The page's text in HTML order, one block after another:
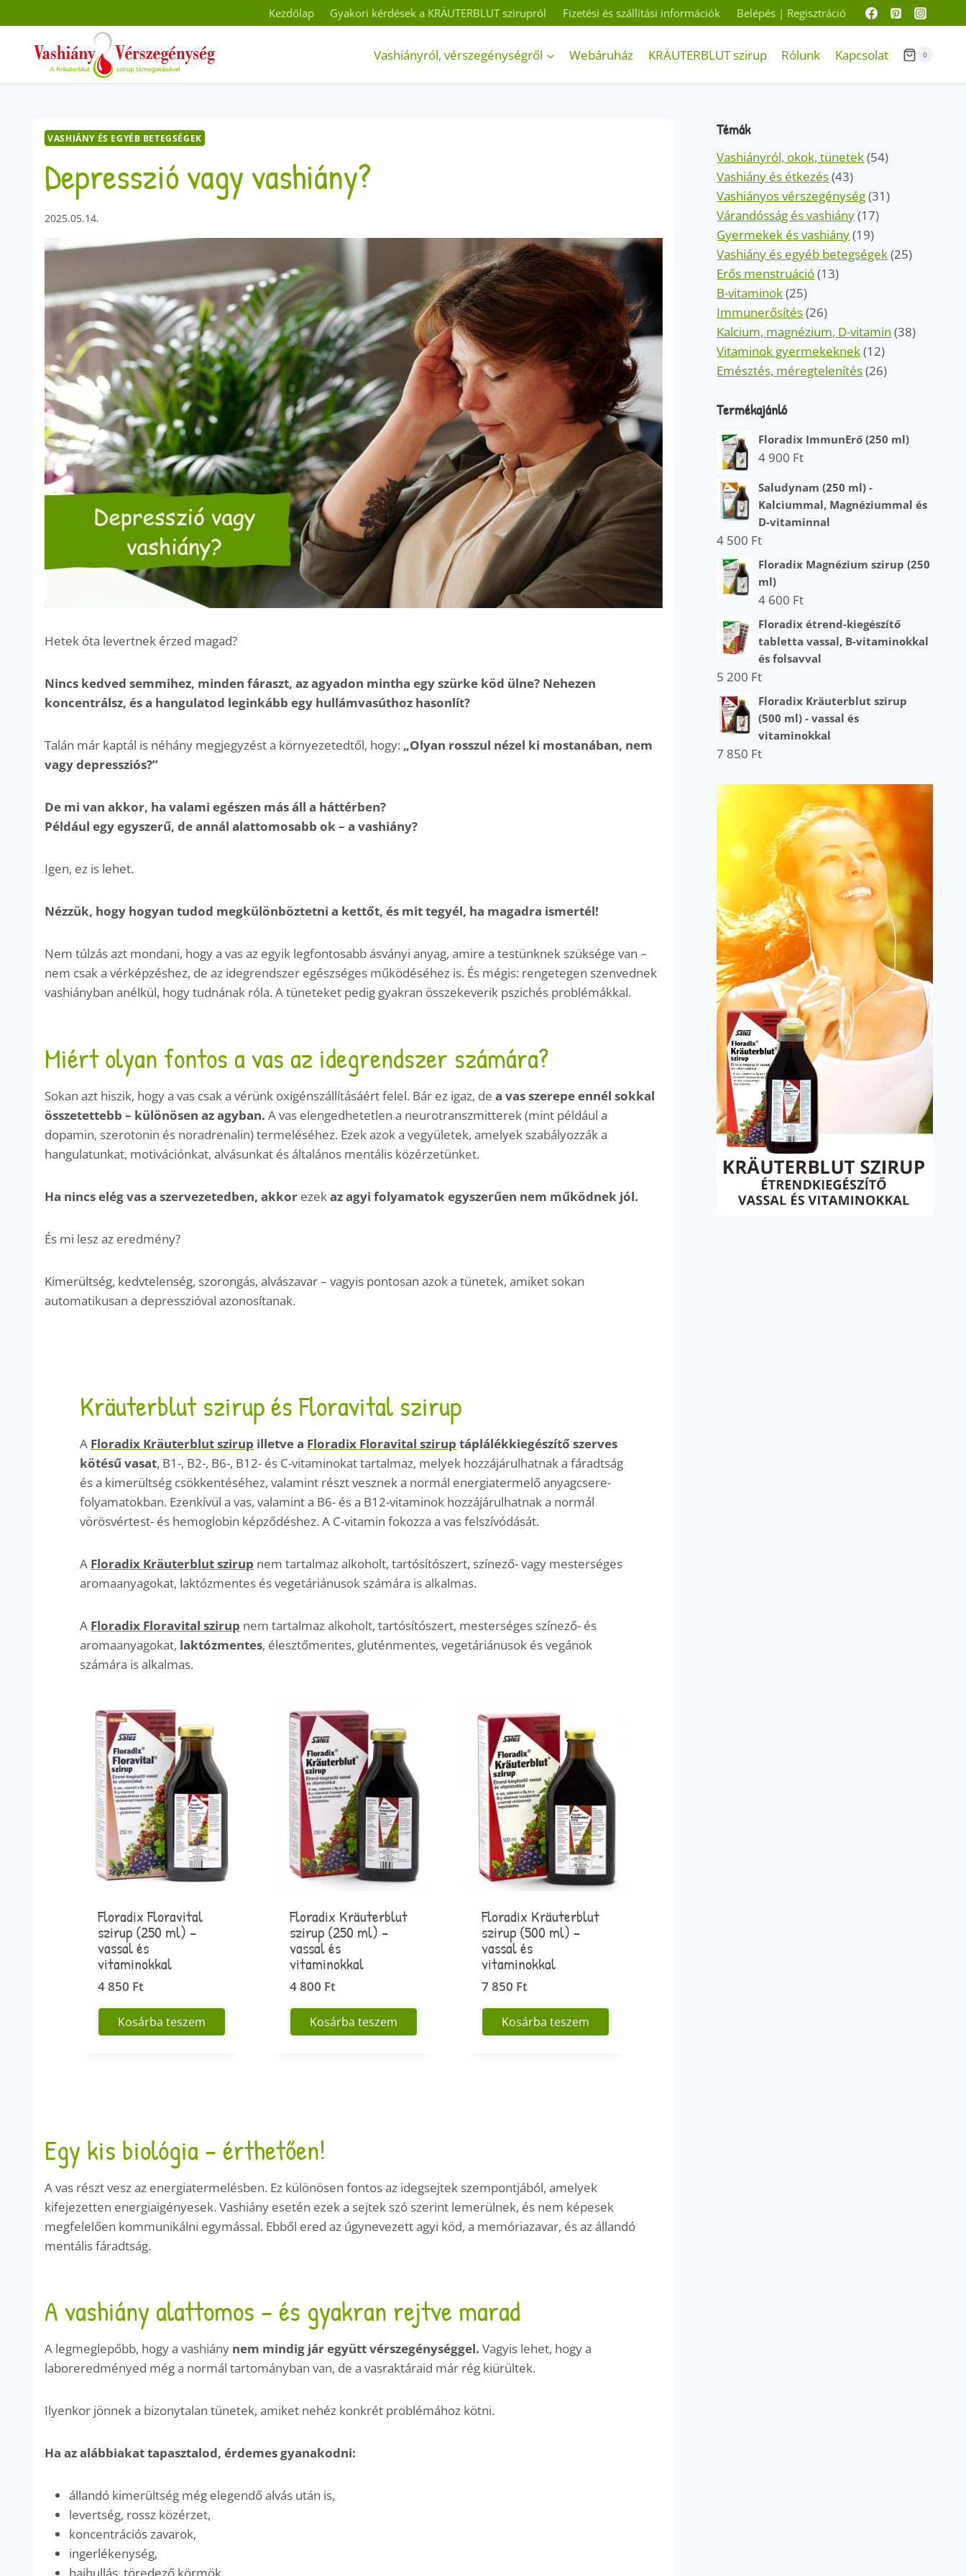
to
content
Kezdőlap Gyakori kérdések a KRÄUTERBLUT szirupról Fizetési és szállítási információk Belépés | Regisztráció
Vashiányról, vérszegénységről Webáruház KRÄUTERBLUT szirup Rólunk Kapcsolat 0
VASHIÁNY ÉS EGYÉB BETEGSÉGEK
Depresszió vagy vashiány?
2025.05.14.
Hetek óta levertnek érzed magad?
Nincs kedved semmihez, minden fáraszt, az agyadon mintha egy szürke köd ülne? Nehezen
koncentrálsz, és a hangulatod leginkább egy hullámvasúthoz hasonlít?
Talán már kaptál is néhány megjegyzést a környezetedtől, hogy: „Olyan rosszul nézel ki mostanában, nem
vagy depressziós?”
De mi van akkor, ha valami egészen más áll a háttérben?
Például egy egyszerű, de annál alattomosabb ok – a vashiány?
Igen, ez is lehet.
Nézzük, hogy hogyan tudod megkülönböztetni a kettőt, és mit tegyél, ha magadra ismertél!
Nem túlzás azt mondani, hogy a vas az egyik legfontosabb ásványi anyag, amire a testünknek szüksége van –
nem csak a vérképzéshez, de az idegrendszer egészséges működéséhez is. És mégis: rengetegen szenvednek
vashiányban anélkül, hogy tudnának róla. A tüneteket pedig gyakran összekeverik pszichés problémákkal.
Miért olyan fontos a vas az idegrendszer számára?
Sokan azt hiszik, hogy a vas csak a vérünk oxigénszállításáért felel. Bár ez igaz, dea vas szerepe ennél sokkal
összetettebb – különösen az agyban. A vas elengedhetetlen a neurotranszmitterek (mint például a
dopamin, szerotonin és noradrenalin) termeléséhez. Ezek azok a vegyületek, amelyek szabályozzák a
hangulatunkat, motivációnkat, alvásunkat és általános mentális közérzetünket.
Ha nincs elég vas a szervezetedben, akkor ezekaz agyi folyamatok egyszerűen nem működnek jól.
És mi lesz az eredmény?
Kimerültség, kedvtelenség, szorongás, alvászavar – vagyis pontosan azok a tünetek, amiket sokan
automatikusan a depresszióval azonosítanak.
Kräuterblut szirup és Floravital szirup
A Floradix Kräuterblut szirup illetve a Floradix Floravital szirup táplálékkiegészítő szerves
kötésű vasat, B1-, B2-, B6-, B12- és C-vitaminokat tartalmaz, melyek hozzájárulhatnak a fáradtság
és a kimerültség csökkentéséhez, valamint részt vesznek a normál energiatermelő anyagcsere-
folyamatokban. Ezenkívül a vas, valamint a B6- és a B12-vitaminok hozzájárulhatnak a normál
vörösvértest- és hemoglobin képződéshez. A C-vitamin fokozza a vas felszívódását.
A Floradix Kräuterblut szirup nem tartalmaz alkoholt, tartósítószert, színező- vagy mesterséges
aromaanyagokat, laktózmentes és vegetáriánusok számára is alkalmas.
A Floradix Floravital szirup nem tartalmaz alkoholt, tartósítószert, mesterséges színező- és
aromaanyagokat, laktózmentes, élesztőmentes, gluténmentes, vegetáriánusok és vegánok
számára is alkalmas.
Floradix Floravital
szirup (250 ml) –
vassal és
vitaminokkal
4 850 Ft
Kosárba teszem
Floradix Kräuterblut
szirup (250 ml) –
vassal és
vitaminokkal
4 800 Ft
Kosárba teszem
Floradix Kräuterblut
szirup (500 ml) –
vassal és
vitaminokkal
7 850 Ft
Kosárba teszem
Egy kis biológia – érthetően!
A vas részt vesz az energiatermelésben. Ez különösen fontos az idegsejtek szempontjából, amelyek
kifejezetten energiaigényesek. Vashiány esetén ezek a sejtek szó szerint lemerülnek, és nem képesek
megfelelően kommunikálni egymással. Ebből ered az úgynevezett agyi köd, a memóriazavar, és az állandó
mentális fáradtság.
A vashiány alattomos – és gyakran rejtve marad
A legmeglepőbb, hogy a vashiány nem mindig jár együtt vérszegénységgel.Vagyis lehet, hogy a
laboreredményed még a normál tartományban van, de a vasraktáraid már rég kiürültek.
Ilyenkor jönnek a bizonytalan tünetek, amiket nehéz konkrét problémához kötni.
Ha az alábbiakat tapasztalod, érdemes gyanakodni:
állandó kimerültség még elegendő alvás után is,
levertség, rossz közérzet,
koncentrációs zavarok,
ingerlékenység,
Témák
Vashiányról, okok, tünetek(54)
Vashiány és étkezés(43)
Vashiányos vérszegénység(31)
Várandósság és vashiány(17)
Gyermekek és vashiány(19)
Vashiány és egyéb betegségek(25)
Erős menstruáció(13)
B-vitaminok(25)
Immunerősítés(26)
Kalcium, magnézium, D-vitamin (38)
Vitaminok gyermekeknek(12)
Emésztés, méregtelenítés(26)
Termékajánló
Floradix ImmunErő (250 ml)
4 900 Ft
Saludynam (250 ml) -
Kalciummal, Magnéziummal és
D-vitaminnal
4 500 Ft
Floradix Magnézium szirup (250
ml)
4 600 Ft
Floradix étrend-kiegészítő
tabletta vassal, B-vitaminokkal
és folsavval
5 200 Ft
Floradix Kräuterblut szirup
(500 ml) - vassal és
vitaminokkal
7 850 Ft